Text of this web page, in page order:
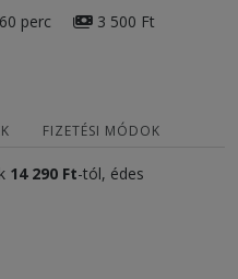
60 perc 3 500 Ft
FIZETÉSI MÓDOK
14 290 Ft-tól, édes